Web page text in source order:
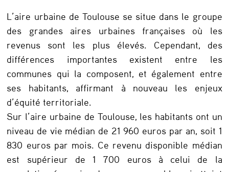
e
n
u
s
d
e
s
m
é
L’aire urbaine de Toulouse se situe dans le groupe
des grandes aires urbaines françaises où les
revenus sont les plus élevés. Cependant, des
différences importantes existent entre les
communes qui la composent, et également entre
ses habitants, affirmant à nouveau les enjeux
d’équité territoriale.
Sur l’aire urbaine de Toulouse, les habitants ont un
niveau de vie médian de 21 960 euros par an, soit 1
830 euros par mois. Ce revenu disponible médian
est supérieur de 1 700 euros à celui de la